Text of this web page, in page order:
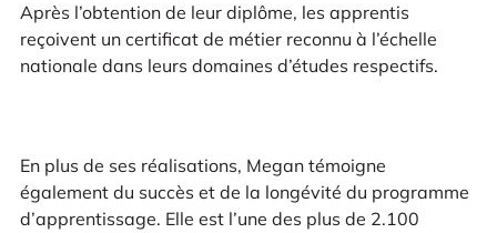
Après l’obtention de leur diplôme, les apprentis
reçoivent un certificat de métier reconnu à l’échelle
nationale dans leurs domaines d’études respectifs.
En plus de ses réalisations, Megan témoigne
également du succès et de la longévité du programme
d’apprentissage. Elle est l’une des plus de 2.100